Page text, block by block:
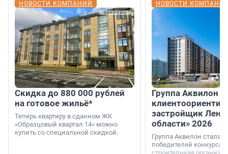
НОВОСТИ КОМПАНИЙ
Скидка до 880 000 рублей
на готовое жильё*
Теперь квартиру в сданном ЖК
«Образцовый квартал 14» можно
купить со специальной скидкой.
НОВОСТИ
Группа Аквилон
застройщик
области» 2026
Группа Аквилон стала
победителей конкурса